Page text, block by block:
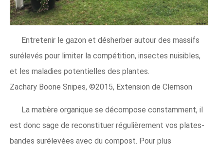
Entretenir le gazon et désherber autour des massifs
surélevés pour limiter la compétition, insectes nuisibles,
et les maladies potentielles des plantes.
Zachary Boone Snipes, ©2015, Extension de Clemson
La matière organique se décompose constamment, il
est donc sage de reconstituer régulièrement vos plates-
bandes surélevées avec du compost. Pour plus